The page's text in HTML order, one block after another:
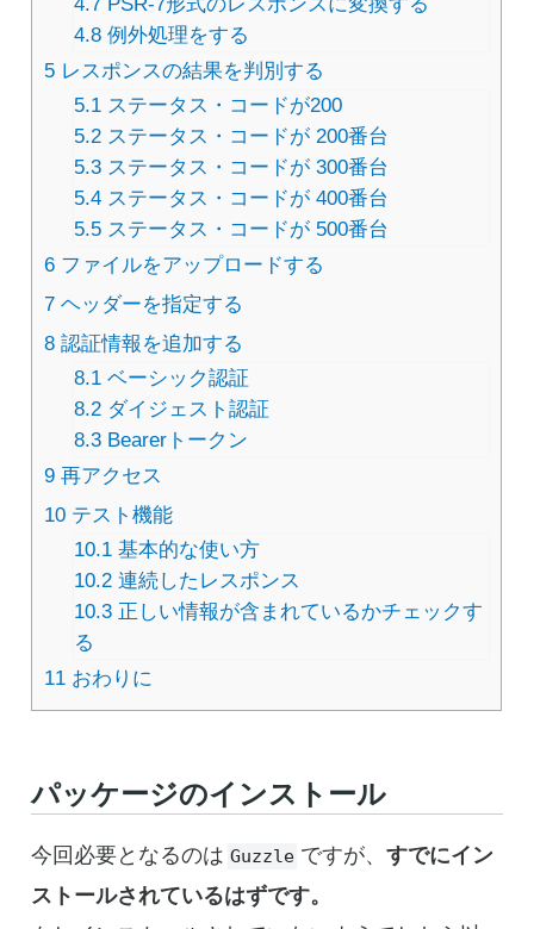
4.8 例外処理をする
5 レスポンスの結果を判別する
5.1 ステータス・コードが200
5.2 ステータス・コードが 200番台
5.3 ステータス・コードが 300番台
5.4 ステータス・コードが 400番台
5.5 ステータス・コードが 500番台
6 ファイルをアップロードする
7 ヘッダーを指定する
8 認証情報を追加する
8.1 ベーシック認証
8.2 ダイジェスト認証
8.3 Bearerトークン
9 再アクセス
10 テスト機能
10.1 基本的な使い方
10.2 連続したレスポンス
10.3 正しい情報が含まれているかチェックす
る
11 おわりに
パッケージのインストール
今回必要となるのは Guzzle ですが、すでにイン
ストールされているはずです。